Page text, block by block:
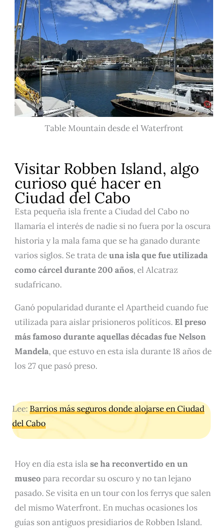
Table Mountain desde el Waterfront
Visitar Robben Island, algo
curioso qué hacer en
Ciudad del Cabo
Esta pequeña isla frente a Ciudad del Cabo no
llamaría el interés de nadie si no fuera por la oscura
historia y la mala fama que se ha ganado durante
varios siglos. Se trata deuna isla que fue utilizada
como cárcel durante 200 años, el Alcatraz
sudafricano.
Ganó popularidad durante el Apartheid cuando fue
utilizada para aislar prisioneros políticos. El preso
más famoso durante aquellas décadas fue Nelson
Mandela, que estuvo en esta isla durante 18 años de
los 27 que pasó preso.
Lee: Barrios más seguros donde alojarse en Ciudad
del Cabo
Hoy en día esta islase ha reconvertido en un
museo para recordar su oscuro y no tan lejano
pasado. Se visita en un tour con los ferrys que salen
del mismo Waterfront. En muchas ocasiones los
guías son antiguos presidiarios de Robben Island.